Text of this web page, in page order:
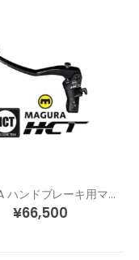
MAGURA ハンドブレーキ用マスターシリンダー(左側用)
¥66,500